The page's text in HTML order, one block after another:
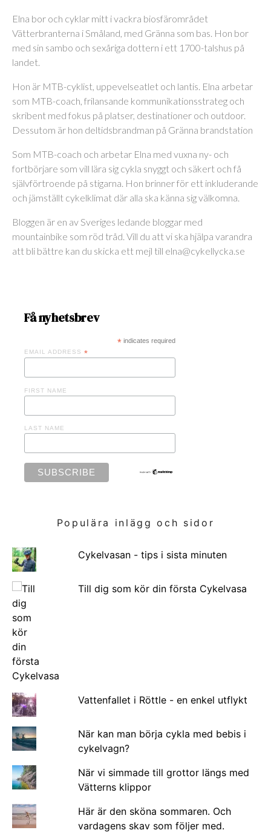
Elna bor och cyklar mitt i vackra biosfärområdet
Vätterbranterna i Småland, med Gränna som bas. Hon bor
med sin sambo och sexåriga dottern i ett 1700-talshus på
landet.
Hon är MTB-cyklist, uppevelseatlet och lantis. Elna arbetar
som MTB-coach, frilansande kommunikationsstrateg och
skribent med fokus på platser, destinationer och outdoor.
Dessutom är hon deltidsbrandman på Gränna brandstation
Som MTB-coach och arbetar Elna med vuxna ny- och
fortbörjare som vill lära sig cykla snyggt och säkert och få
självförtroende på stigarna. Hon brinner för ett inkluderande
och jämställt cykelklimat där alla ska känna sig välkomna.
Bloggen är en av Sveriges ledande bloggar med
mountainbike som röd tråd. Vill du att vi ska hjälpa varandra
att bli bättre kan du skicka ett mejl till elna@cykellycka.se
Få nyhetsbrev
*indicates required
EMAIL ADDRESS *
FIRST NAME
LAST NAME
Populära inlägg och sidor
Cykelvasan - tips i sista minuten
Till dig som kör din första Cykelvasa
Vattenfallet i Röttle - en enkel utflykt
När kan man börja cykla med bebis i
cykelvagn?
När vi simmade till grottor längs med
Vätterns klippor
Här är den sköna sommaren. Och
vardagens skav som följer med.